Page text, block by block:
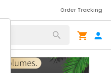
Order Tracking